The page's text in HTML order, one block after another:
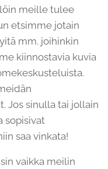
meille tulee
etsimme jotain
mm. joihinkin
kiinnostavia kuvia
Jos sinulla tai jollain
sopisivat
saa vinkata!
vaikka meilin